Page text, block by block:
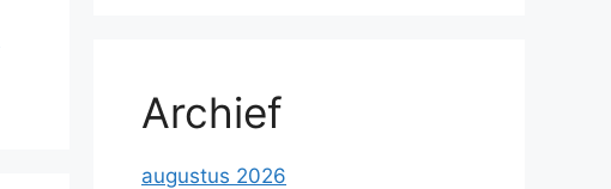
Archief
augustus 2026